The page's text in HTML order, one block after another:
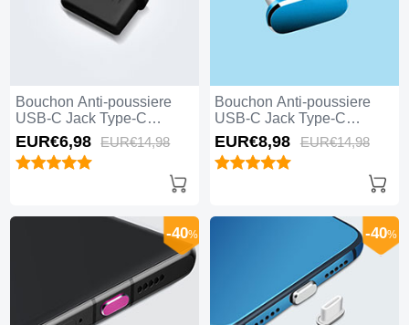
Bouchon Anti-poussiere
USB-C Jack Type-C
Universel H11 pour Apple
iPhone 15 Pro Max Noir
EUR€6,98 EUR€14,98
Bouchon Anti-poussiere
USB-C Jack Type-C
Universel H10 pour Apple
iPhone 15 Pro Max Bleu
EUR€8,98 EUR€14,98
-40% -40%